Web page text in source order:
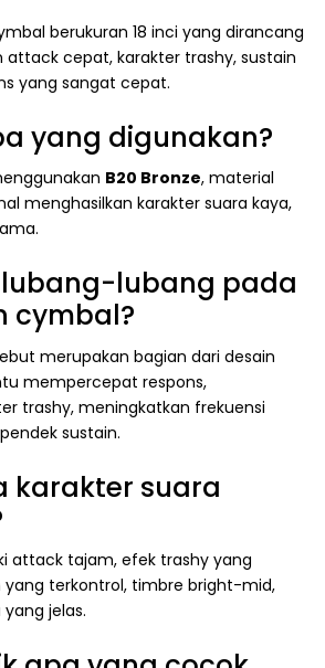
berukuran 18 inci yang dirancang
attack cepat, karakter trashy, sustain
yang sangat cepat.
yang digunakan?
B20 Bronze, material
menghasilkan karakter suara kaya,
lubang pada
cymbal?
merupakan bagian dari desain
mempercepat respons,
trashy, meningkatkan frekuensi
sustain.
karakter suara
attack tajam, efek trashy yang
yang terkontrol, timbre bright-mid,
jelas.